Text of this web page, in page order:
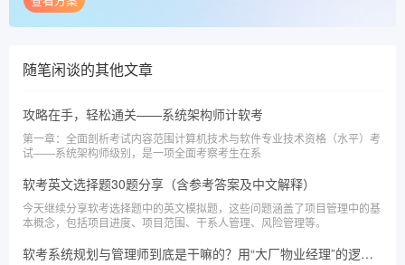
随笔闲谈的其他文章
攻略在手，轻松通关——系统架构师计软考
第一章：全面剖析考试内容范围计算机技术与软件专业技术资格（水平）考
试——系统架构师级别，是一项全面考察考生在系
软考英文选择题30题分享（含参考答案及中文解释）
今天继续分享软考选择题中的英文模拟题，这些问题涵盖了项目管理中的基
本概念，包括项目进度、项目范围、干系人管理、风险管理等。
软考系统规划与管理师到底是干嘛的？用“大厂物业经理”的逻辑带你了解软考系规